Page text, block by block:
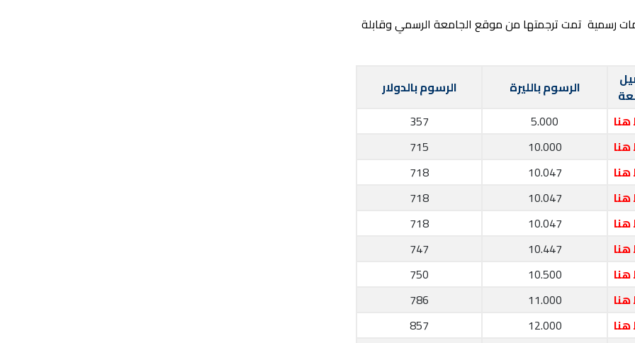
رسمية تمت ترجمتها من موقع الجامعة الرسمي وقابلة
الرسوم بالليرة
الرسوم بالدولار
5.000
357
10.000
715
10.047
718
10.047
718
10.047
718
10.447
747
10.500
750
11.000
786
12.000
857